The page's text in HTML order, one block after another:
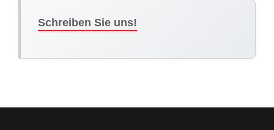
Schreiben Sie uns!